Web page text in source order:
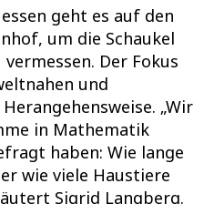
geht es auf den
um die Schaukel
Der Fokus
und
„Wir
in Mathematik
haben: Wie lange
wie viele Haustiere
Sigrid Langberg.